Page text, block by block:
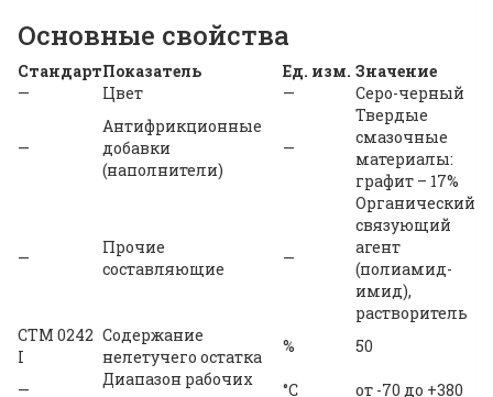
Основные свойства
СтандартПоказатель Ед. изм. Значение
—
Цвет — Серо-черный
—
Антифрикционные
добавки
(наполнители)
—
Твердые
смазочные
материалы:
графит – 17%
—
Прочие
составляющие
—
Органический
связующий
агент
(полиамид-
имид),
растворитель
CTM 0242
I
Содержание
нелетучего остатка
% 50
—
Диапазон рабочих
°С
от -70 до +380